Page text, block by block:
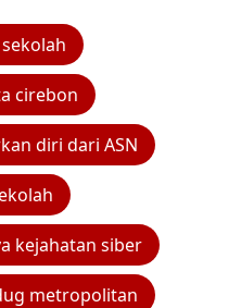
cirebon
diri dari ASN
kejahatan siber
metropolitan